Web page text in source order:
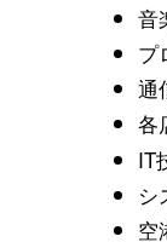
音
プ
通
各
IT
シ
空